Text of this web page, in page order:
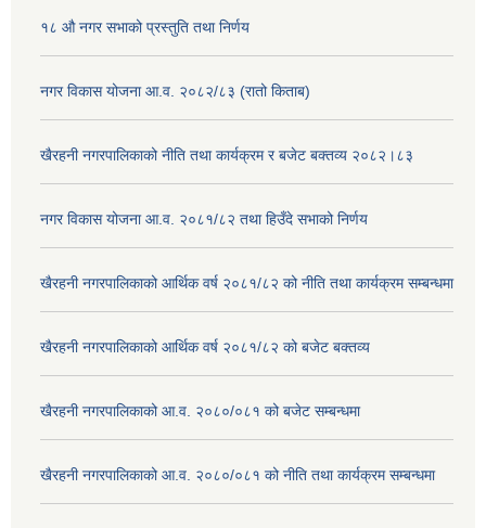
१८ औ नगर सभाको प्रस्तुति तथा निर्णय
नगर विकास योजना आ.व. २०८२/८३ (रातो किताब)
खैरहनी नगरपालिकाको नीति तथा कार्यक्रम र बजेट बक्तव्य २०८२।८३
नगर विकास योजना आ.व. २०८१/८२ तथा हिउँदे सभाको निर्णय
खैरहनी नगरपालिकाको आर्थिक वर्ष २०८१/८२ को नीति तथा कार्यक्रम सम्बन्धमा
खैरहनी नगरपालिकाको आर्थिक वर्ष २०८१/८२ को बजेट बक्तव्य
खैरहनी नगरपालिकाको आ.व. २०८०/०८१ को बजेट सम्बन्धमा
खैरहनी नगरपालिकाको आ.व. २०८०/०८१ को नीति तथा कार्यक्रम सम्बन्धमा